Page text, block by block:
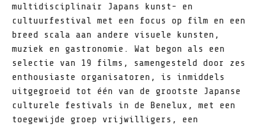
multidisciplinair Japans kunst- en
cultuurfestival met een focus op film en een
breed scala aan andere visuele kunsten,
muziek en gastronomie. Wat begon als een
selectie van 19 films, samengesteld door zes
enthousiaste organisatoren, is inmiddels
uitgegroeid tot één van de grootste Japanse
culturele festivals in de Benelux, met een
toegewijde groep vrijwilligers, een